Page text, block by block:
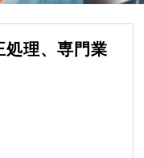
処理、専門業